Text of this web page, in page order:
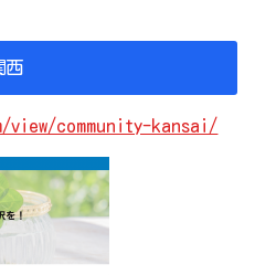
西
community-kansai/